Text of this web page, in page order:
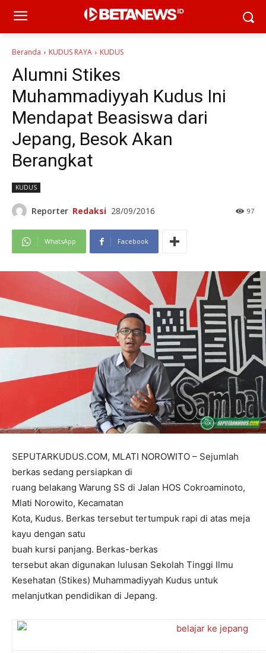
Beranda KUDUS RAYA KUDUS
Alumni Stikes
Muhammadiyyah Kudus Ini
Mendapat Beasiswa dari
Jepang, Besok Akan
Berangkat
KUDUS
Reporter Redaksi 28/09/2016 97
WhatsApp Facebook
SEPUTARKUDUS.COM, MLATI NOROWITO – Sejumlah
berkas sedang persiapkan di
ruang belakang Warung SS di Jalan HOS Cokroaminoto,
Mlati Norowito, Kecamatan
Kota, Kudus. Berkas tersebut tertumpuk rapi di atas meja
kayu dengan satu
buah kursi panjang. Berkas-berkas
tersebut akan digunakan lulusan Sekolah Tinggi Ilmu
Kesehatan (Stikes) Muhammadiyyah Kudus untuk
melanjutkan pendidikan di Jepang.